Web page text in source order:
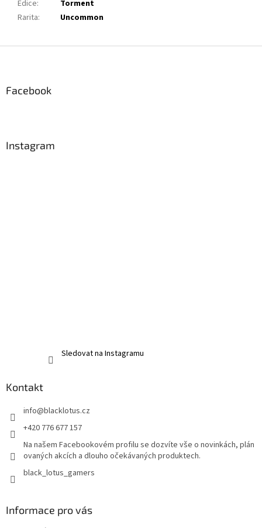
Edice:
Torment
Rarita: Uncommon
Facebook
Instagram
Sledovat na Instagramu
Kontakt
info@blacklotus.cz
+420 776 677 157
Na našem Facebookovém profilu se dozvíte vše o novinkách, plán
ovaných akcích a dlouho očekávaných produktech.
black_lotus_gamers
Informace pro vás